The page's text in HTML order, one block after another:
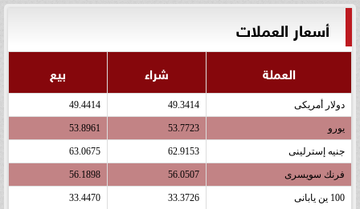
أسعار العملات
العملة شراء بيع
دولار أمريكى 49.3414
49.4414
يورو 53.7723
53.8961
جنيه إسترلينى 62.9153
63.0675
فرنك سويسرى 56.0507
56.1898
100 ين يابانى 33.3726
33.4470